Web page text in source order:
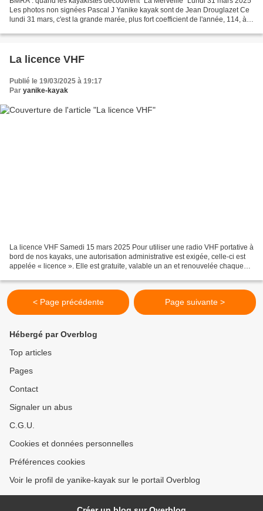
Les photos non signées Pascal J Yanike kayak sont de Jean Drouglazet Ce
lundi 31 mars, c'est la grande marée, plus fort coefficient de l'année, 114, à
La licence VHF
Publié le 19/03/2025 à 19:17
Par yanike-kayak
La licence VHF Samedi 15 mars 2025 Pour utiliser une radio VHF portative à
bord de nos kayaks, une autorisation administrative est exigée, celle-ci est
appelée « licence ». Elle est gratuite, valable un an et renouvelée chaque
< Page précédente Page suivante >
Hébergé par Overblog
Top articles
Pages
Contact
Signaler un abus
C.G.U.
Cookies et données personnelles
Préférences cookies
Voir le profil de yanike-kayak sur le portail Overblog